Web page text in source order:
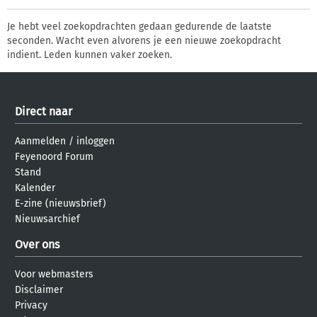
Je hebt veel zoekopdrachten gedaan gedurende de laatste
seconden. Wacht even alvorens je een nieuwe zoekopdracht
indient. Leden kunnen vaker zoeken.
Direct naar
Aanmelden / inloggen
Feyenoord Forum
Stand
Kalender
E-zine (nieuwsbrief)
Nieuwsarchief
Over ons
Voor webmasters
Disclaimer
Privacy